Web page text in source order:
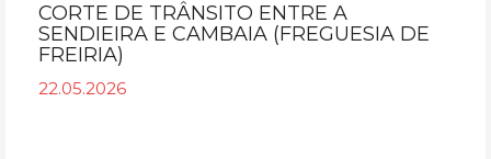
CORTE DE TRÂNSITO ENTRE A
SENDIEIRA E CAMBAIA (FREGUESIA DE
FREIRIA)
22.05.2026